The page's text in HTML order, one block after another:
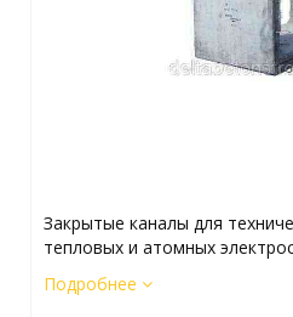
Закрытые каналы для
тепловых и атомных
Подробнее